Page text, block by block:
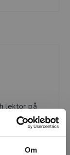
Om
lektor på
bakgrund